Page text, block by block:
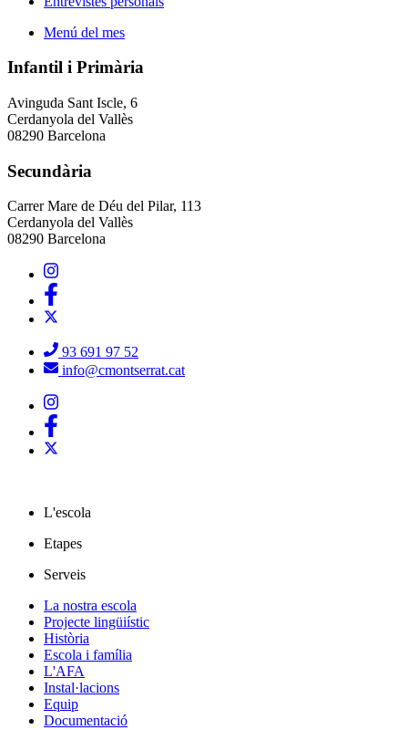
Menú del mes
Infantil i Primària
Avinguda Sant Iscle, 6
Cerdanyola del Vallès
08290 Barcelona
Secundària
Carrer Mare de Déu del Pilar, 113
Cerdanyola del Vallès
08290 Barcelona
93 691 97 52
info@cmontserrat.cat
L'escola
Etapes
Serveis
La nostra escola
Projecte lingüiístic
Història
Escola i família
L'AFA
Instal·lacions
Equip
Documentació